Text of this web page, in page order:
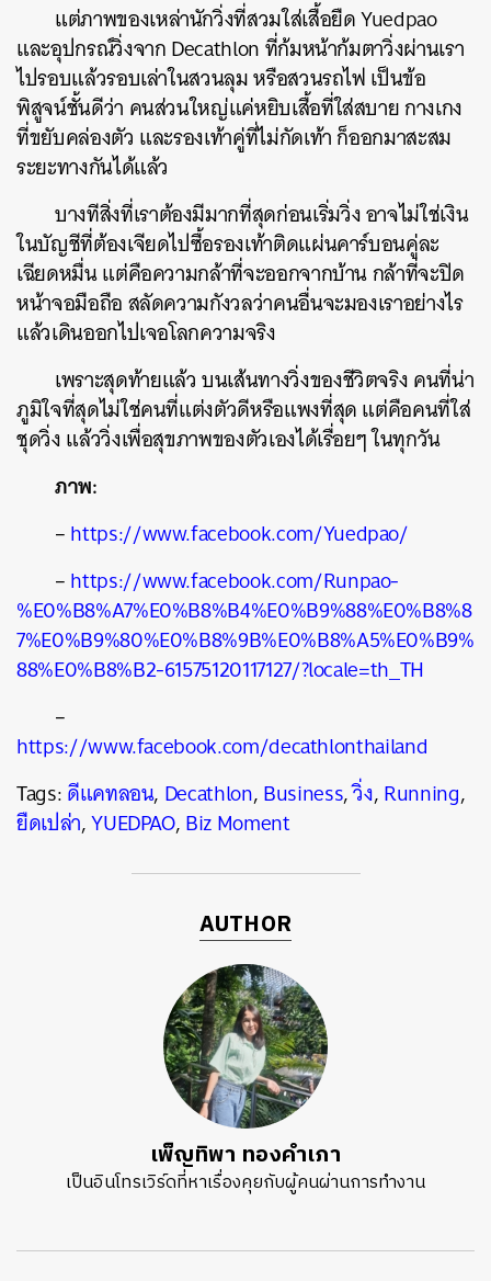
แต่ภาพของเหล่านักวิ่งที่สวมใส่เสื้อยืด Yuedpao
และอุปกรณ์วิ่งจาก Decathlon ที่ก้มหน้าก้มตาวิ่งผ่านเรา
ไปรอบแล้วรอบเล่าในสวนลุม หรือสวนรถไฟ เป็นข้อ
พิสูจน์ชั้นดีว่า คนส่วนใหญ่แค่หยิบเสื้อที่ใส่สบาย กางเกง
ที่ขยับคล่องตัว และรองเท้าคู่ที่ไม่กัดเท้า ก็ออกมาสะสม
ระยะทางกันได้แล้ว
บางทีสิ่งที่เราต้องมีมากที่สุดก่อนเริ่มวิ่ง อาจไม่ใช่เงิน
ในบัญชีที่ต้องเจียดไปซื้อรองเท้าติดแผ่นคาร์บอนคู่ละ
เฉียดหมื่น แต่คือความกล้าที่จะออกจากบ้าน กล้าที่จะปิด
หน้าจอมือถือ สลัดความกังวลว่าคนอื่นจะมองเราอย่างไร
แล้วเดินออกไปเจอโลกความจริง
เพราะสุดท้ายแล้ว บนเส้นทางวิ่งของชีวิตจริง คนที่น่า
ภูมิใจที่สุดไม่ใช่คนที่แต่งตัวดีหรือแพงที่สุด แต่คือคนที่ใส่
ชุดวิ่ง แล้ววิ่งเพื่อสุขภาพของตัวเองได้เรื่อยๆ ในทุกวัน
ภาพ:
–https://www.facebook.com/Yuedpao/
–https://www.facebook.com/Runpao-
%E0%B8%A7%E0%B8%B4%E0%B9%88%E0%B8%8
7%E0%B9%80%E0%B8%9B%E0%B8%A5%E0%B9%
88%E0%B8%B2-61575120117127/?locale=th_TH
–
https://www.facebook.com/decathlonthailand
Tags:ดีแคทลอน, Decathlon,Business,วิ่ง,Running,
ยืดเปล่า,YUEDPAO,Biz Moment
AUTHOR
เพ็ญทิพา ทองคำเภา
เป็นอินโทรเวิร์ดที่หาเรื่องคุยกับผู้คนผ่านการทำงาน